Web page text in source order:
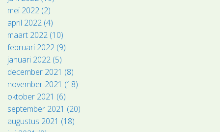
mei 2022 (2)
april 2022 (4)
maart 2022 (10)
februari 2022 (9)
januari 2022 (5)
december 2021 (8)
november 2021 (18)
oktober 2021 (6)
september 2021 (20)
augustus 2021 (18)